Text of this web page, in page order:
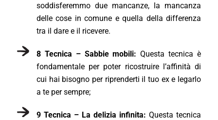
soddisferemmo due mancanze, la mancanza
delle cose in comune e quella della differenza
tra il dare e il ricevere.
8 Tecnica – Sabbie mobili: Questa tecnica è
fondamentale per poter ricostruire l’affinità di
cui hai bisogno per riprenderti il tuo ex e legarlo
a te per sempre;
9 Tecnica – La delizia infinita: Questa tecnica